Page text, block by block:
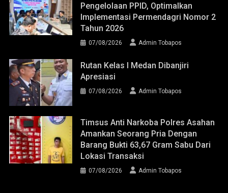
Pengelolaan PPID, Optimalkan
Implementasi Permendagri Nomor 2
Tahun 2026
07/08/2026 Admin Tobapos
Rutan Kelas I Medan Dibanjiri
Apresiasi
07/08/2026 Admin Tobapos
Timsus Anti Narkoba Polres Asahan
Amankan Seorang Pria Dengan
Barang Bukti 63,67 Gram Sabu Dari
Lokasi Transaksi
07/08/2026 Admin Tobapos